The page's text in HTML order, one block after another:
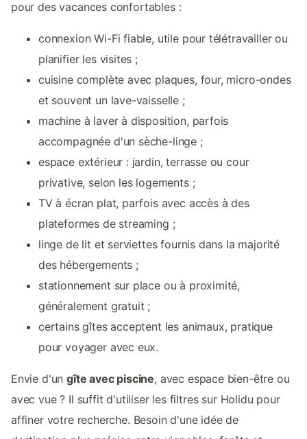
pour des vacances confortables :
connexion Wi-Fi fiable, utile pour télétravailler ou
planifier les visites ;
cuisine complète avec plaques, four, micro-ondes
et souvent un lave-vaisselle ;
machine à laver à disposition, parfois
accompagnée d'un sèche-linge ;
espace extérieur : jardin, terrasse ou cour
privative, selon les logements ;
TV à écran plat, parfois avec accès à des
plateformes de streaming ;
linge de lit et serviettes fournis dans la majorité
des hébergements ;
stationnement sur place ou à proximité,
généralement gratuit ;
certains gîtes acceptent les animaux, pratique
pour voyager avec eux.
Envie d'ungîte avec piscine, avec espace bien-être ou
avec vue ? Il suffit d'utiliser les filtres sur Holidu pour
affiner votre recherche. Besoin d'une idée de